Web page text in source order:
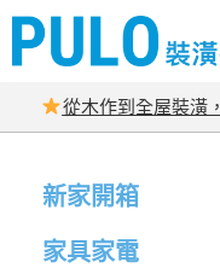
從木作到全屋裝潢
新家開箱
家具家電